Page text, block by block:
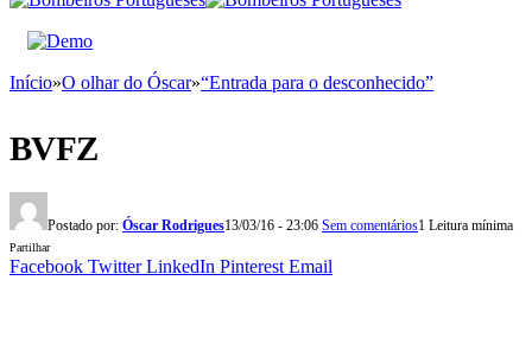
Início»O olhar do Óscar»“Entrada para o desconhecido”
BVFZ
Postado por: Óscar Rodrigues13/03/16 - 23:06 Sem comentários1 Leitura mínima
Partilhar
Facebook Twitter LinkedIn Pinterest Email